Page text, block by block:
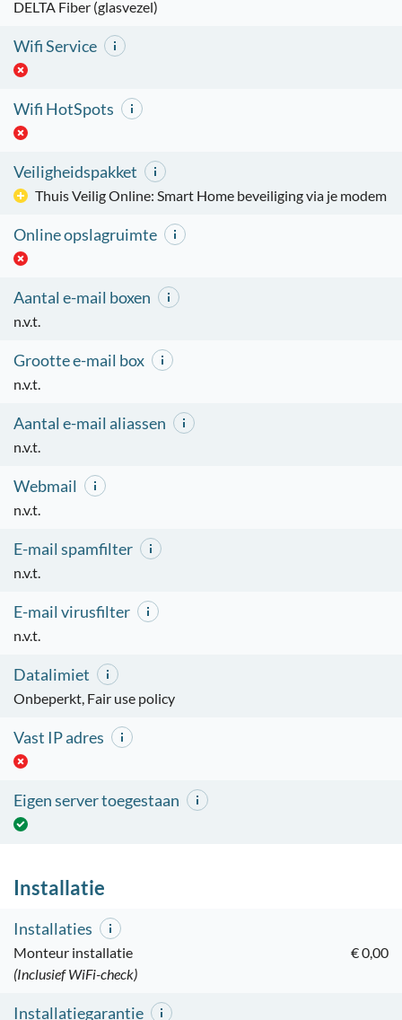
DELTA Fiber (glasvezel)
Wifi Service
Wifi HotSpots
Veiligheidspakket
Thuis Veilig Online: Smart Home beveiliging via je modem
Online opslagruimte
Aantal e-mail boxen
n.v.t.
Grootte e-mail box
n.v.t.
Aantal e-mail aliassen
n.v.t.
Webmail
n.v.t.
E-mail spamfilter
n.v.t.
E-mail virusfilter
n.v.t.
Datalimiet
Onbeperkt, Fair use policy
Vast IP adres
Eigen server toegestaan
Installatie
Installaties
Monteur installatie
€ 0,00
(Inclusief WiFi-check)
Installatiegarantie